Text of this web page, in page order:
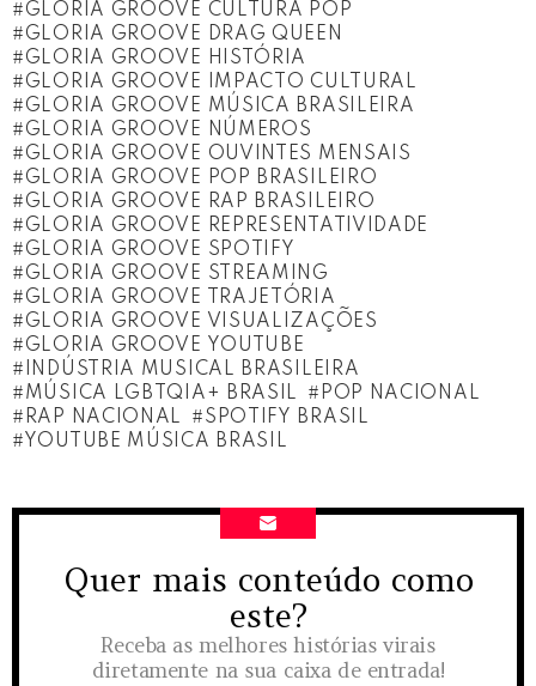
GLORIA GROOVE CULTURA POP
GLORIA GROOVE DRAG QUEEN
GLORIA GROOVE HISTÓRIA
GLORIA GROOVE IMPACTO CULTURAL
GLORIA GROOVE MÚSICA BRASILEIRA
GLORIA GROOVE NÚMEROS
GLORIA GROOVE OUVINTES MENSAIS
GLORIA GROOVE POP BRASILEIRO
GLORIA GROOVE RAP BRASILEIRO
GLORIA GROOVE REPRESENTATIVIDADE
GLORIA GROOVE SPOTIFY
GLORIA GROOVE STREAMING
GLORIA GROOVE TRAJETÓRIA
GLORIA GROOVE VISUALIZAÇÕES
GLORIA GROOVE YOUTUBE
INDÚSTRIA MUSICAL BRASILEIRA
MÚSICA LGBTQIA+ BRASIL
POP NACIONAL
RAP NACIONAL
SPOTIFY BRASIL
YOUTUBE MÚSICA BRASIL
NEWSLETTER
Quer mais conteúdo como
este?
Receba as melhores histórias virais
diretamente na sua caixa de entrada!